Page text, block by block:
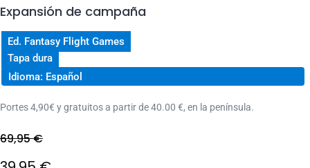
Expansión de campaña
Ed. Fantasy Flight Games
Tapa dura
Idioma: Español
Portes 4,90€ y gratuitos a partir de 40.00 €, en la península.
69,95€